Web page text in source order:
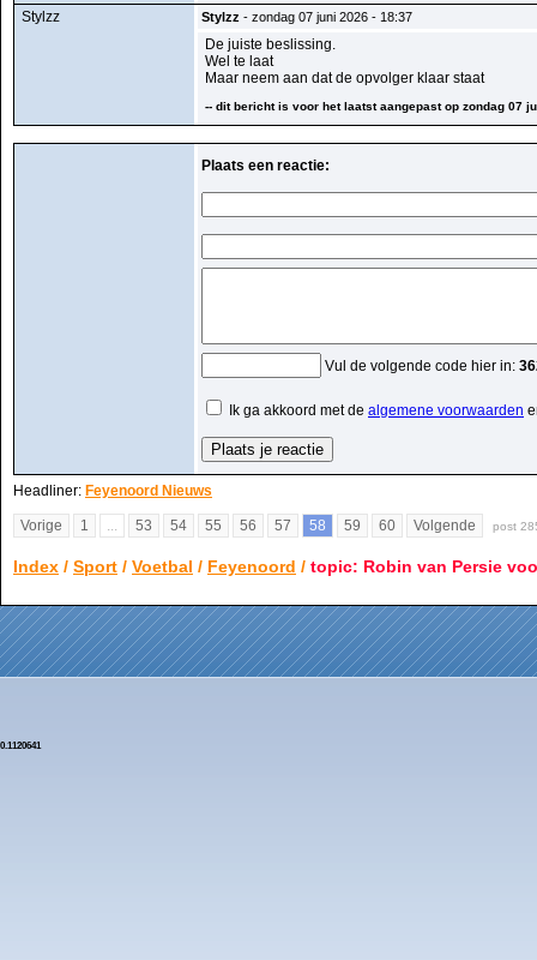
Stylzz
Stylzz - zondag 07 juni 2026 - 18:37
De juiste beslissing.
Wel te laat
Maar neem aan dat de opvolger klaar staat
-- dit bericht is voor het laatst aangepast op zondag 07
Plaats een reactie:
Vul de volgende code hier in:
Ik ga akkoord met de algemene voorwaarden
Headliner: Feyenoord Nieuws
Vorige 1 ... 53 54 55 56 57 58 59 60 Volgende post
Index / Sport / Voetbal / Feyenoord / topic: Robin van Persie
0.1120641